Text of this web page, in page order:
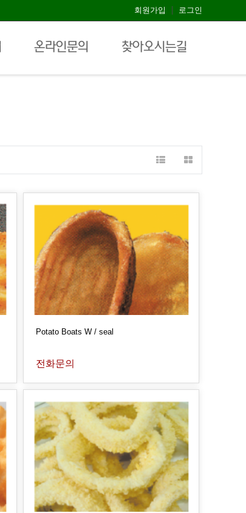
회원가입 로그인
온라인문의 찾아오시는길
상품소개 감자류
Potato Boats W / seal
전화문의